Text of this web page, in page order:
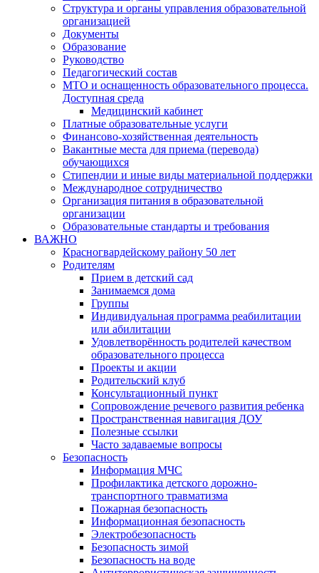
Структура и органы управления образовательной
организацией
Документы
Образование
Руководство
Педагогический состав
МТО и оснащенность образовательного процесса.
Доступная среда
Медицинский кабинет
Платные образовательные услуги
Финансово-хозяйственная деятельность
Вакантные места для приема (перевода)
обучающихся
Стипендии и иные виды материальной поддержки
Международное сотрудничество
Организация питания в образовательной
организации
Образовательные стандарты и требования
ВАЖНО
Красногвардейскому району 50 лет
Родителям
Прием в детский сад
Занимаемся дома
Группы
Индивидуальная программа реабилитации
или абилитации
Удовлетворённость родителей качеством
образовательного процесса
Проекты и акции
Родительский клуб
Консультационный пункт
Сопровождение речевого развития ребенка
Пространственная навигация ДОУ
Полезные ссылки
Часто задаваемые вопросы
Безопасность
Информация МЧС
Профилактика детского дорожно-
транспортного травматизма
Пожарная безопасность
Информационная безопасность
Электробезопасность
Безопасность зимой
Безопасность на воде